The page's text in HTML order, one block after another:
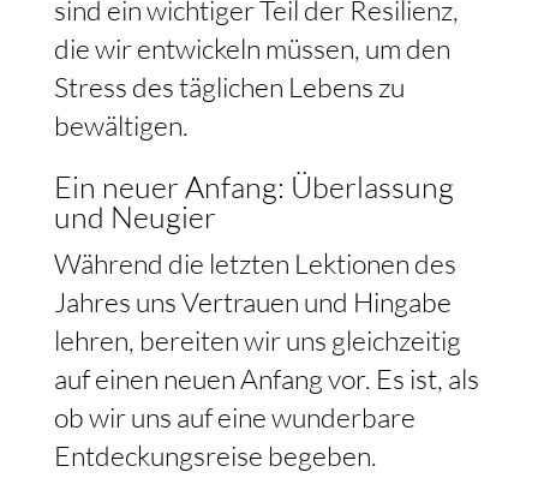
sind ein wichtiger Teil der Resilienz,
die wir entwickeln müssen, um den
Stress des täglichen Lebens zu
bewältigen.
Ein neuer Anfang: Überlassung
und Neugier
Während die letzten Lektionen des
Jahres uns Vertrauen und Hingabe
lehren, bereiten wir uns gleichzeitig
auf einen neuen Anfang vor. Es ist, als
ob wir uns auf eine wunderbare
Entdeckungsreise begeben.